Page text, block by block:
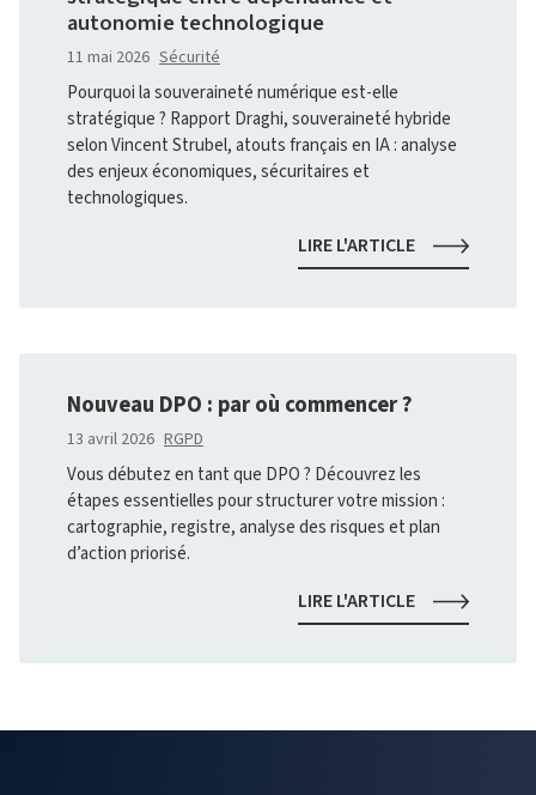
LA
CNIL
autonomie technologique
11 mai 2026 Sécurité
Pourquoi la souveraineté numérique est-elle
stratégique ? Rapport Draghi, souveraineté hybride
selon Vincent Strubel, atouts français en IA : analyse
des enjeux économiques, sécuritaires et
technologiques.
LIRE L'ARTICLE
NUMÉRIQUE
Nouveau DPO : par où commencer ?
13 avril 2026 RGPD
Vous débutez en tant que DPO ? Découvrez les
étapes essentielles pour structurer votre mission :
cartographie, registre, analyse des risques et plan
d’action priorisé.
LIRE L'ARTICLE NOUVEAU
DPO